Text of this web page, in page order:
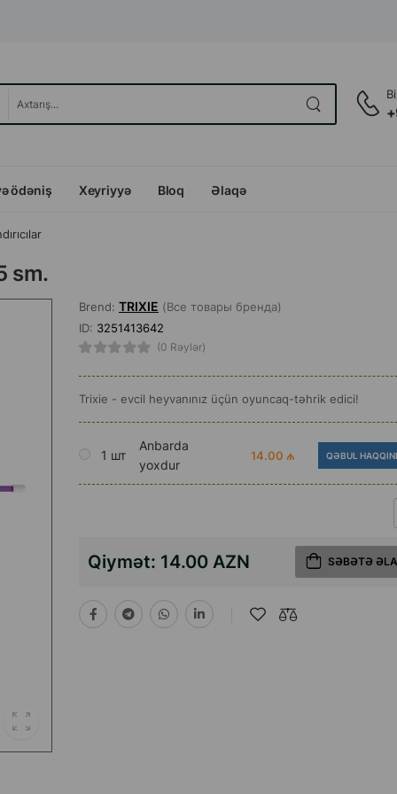
ödəniş Xeyriyyə Bloq Əlaqə
sm.
Brend: TRIXIE (Все товары бренда)
ID: 3251413642
(0 Rəylər)
Trixie - evcil heyvanınız üçün oyuncaq-təhrik edici!
1 шт
Anbarda
yoxdur
14.00 ₼ QƏBUL
Qiymət: 14.00 AZN SƏBƏTƏ